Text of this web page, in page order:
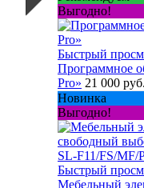
Выгодно!
Быстрый
Программное
Pro» 21 000 руб.
Новинка
Выгодно!
Быстрый
Мебельный